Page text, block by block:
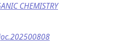
CHEMISTRY